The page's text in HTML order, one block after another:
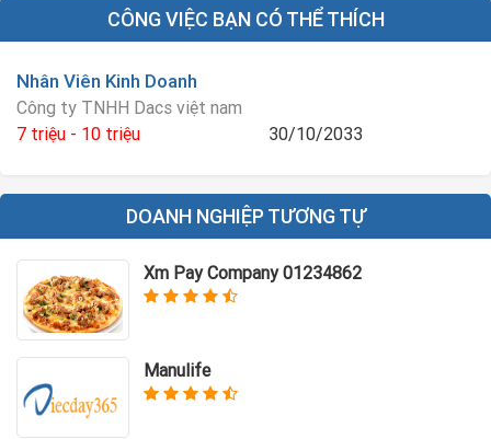
CÔNG VIỆC BẠN CÓ THỂ THÍCH
Nhân Viên Kinh Doanh
Công ty TNHH Dacs việt nam
7 triệu - 10 triệu
30/10/2033
DOANH NGHIỆP TƯƠNG TỰ
Xm Pay Company 01234862
Manulife